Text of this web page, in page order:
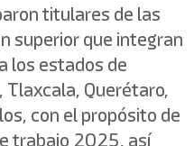
titulares de las
superior que integran
los estados de
Tlaxcala, Querétaro,
con el propósito de
trabajo 2025, así